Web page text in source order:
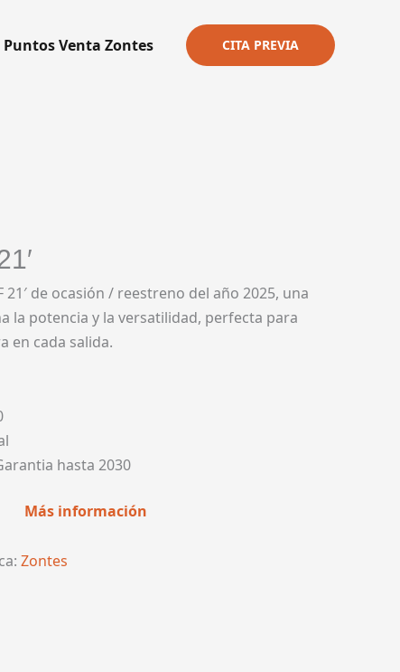
Puntos Venta Zontes CITA PREVIA
21′ de ocasión / reestreno del año 2025, una
la potencia y la versatilidad, perfecta para
en cada salida.
hasta 2030
Más información
Zontes